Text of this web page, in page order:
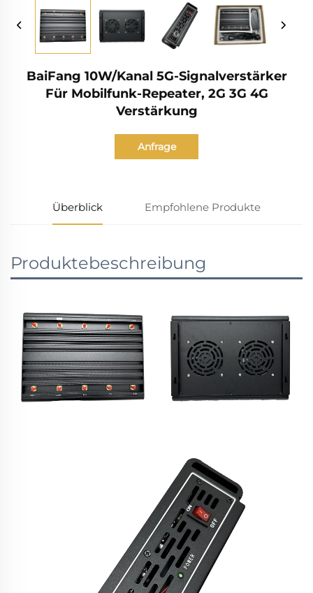
BaiFang 10W/Kanal 5G-Signalverstärker
Für Mobilfunk-Repeater, 2G 3G 4G
Verstärkung
Anfrage
Überblick Empfohlene Produkte
Produktebeschreibung